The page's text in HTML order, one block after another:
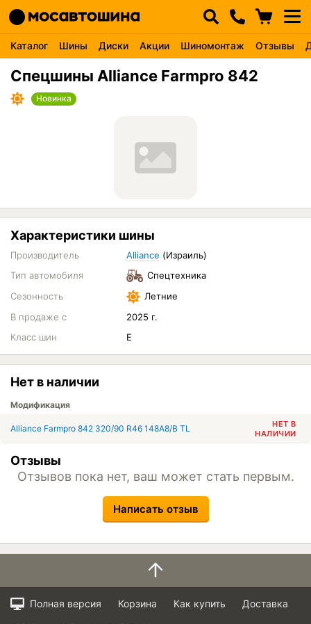
Каталог Шины Диски Акции Шиномонтаж Отзывы
Спецшины Alliance Farmpro 842
Новинка
Характеристики шины
Производитель Alliance (Израиль)
Тип автомобиля
Спецтехника
Сезонность
Летние
В продаже с
2025 г.
Класс шин
E
Нет в наличии
Модификация
Alliance Farmpro 842 320/90 R46 148A8/B TL
НЕТ В
НАЛИЧИИ
Отзывы
Отзывов пока нет, ваш может стать первым.
Написать отзыв
Полная версия Корзина Как купить Доставка